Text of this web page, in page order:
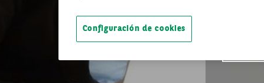
Configuración de cookies